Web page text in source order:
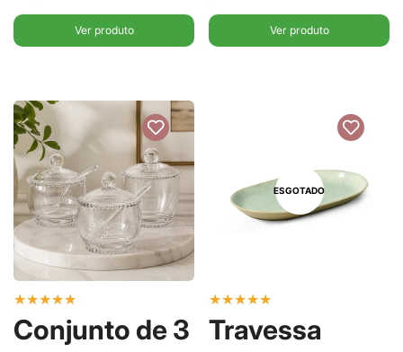
com Filete de
Alleanza
Ver produto Ver produto
★★★★★
Conjunto de 3
ESGOTADO
★★★★★
Travessa